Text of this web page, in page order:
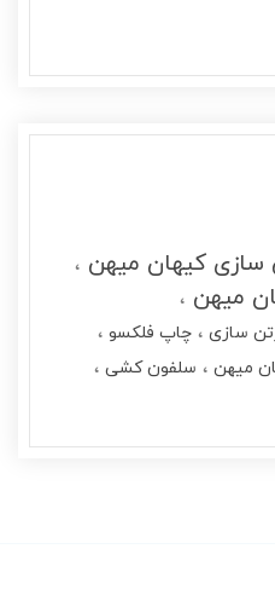
سازی کیهان میهن
میهن
سازی
چاپ فلکسو
میهن
سلفون کشی